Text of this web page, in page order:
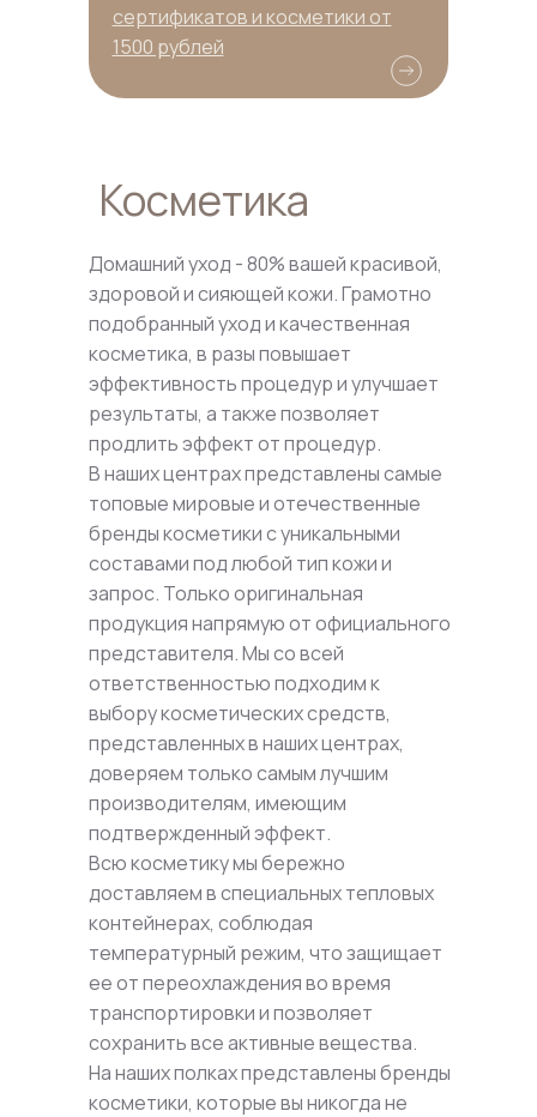
сертификатов и косметики от
1500 рублей
Косметика
Домашний уход - 80% вашей красивой,
здоровой и сияющей кожи. Грамотно
подобранный уход и качественная
косметика, в разы повышает
эффективность процедур и улучшает
результаты, а также позволяет
продлить эффект от процедур.
В наших центрах представлены самые
топовые мировые и отечественные
бренды косметики с уникальными
составами под любой тип кожи и
запрос. Только оригинальная
продукция напрямую от официального
представителя. Мы со всей
ответственностью подходим к
выбору косметических средств,
представленных в наших центрах,
доверяем только самым лучшим
производителям, имеющим
подтвержденный эффект.
Всю косметику мы бережно
доставляем в специальных тепловых
контейнерах, соблюдая
температурный режим, что защищает
ее от переохлаждения во время
транспортировки и позволяет
сохранить все активные вещества.
На наших полках представлены бренды
косметики, которые вы никогда не